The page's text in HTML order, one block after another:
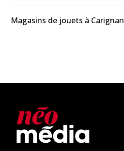
Magasins de jouets à Carignan